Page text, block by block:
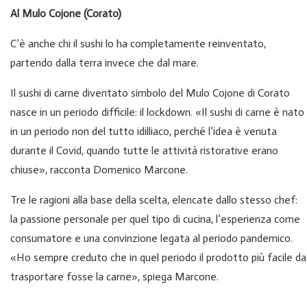
Al Mulo Cojone (Corato)
C’è anche chi il sushi lo ha completamente reinventato,
partendo dalla terra invece che dal mare.
Il sushi di carne diventato simbolo del Mulo Cojone di Corato
nasce in un periodo difficile: il lockdown. «Il sushi di carne è nato
in un periodo non del tutto idilliaco, perché l’idea è venuta
durante il Covid, quando tutte le attività ristorative erano
chiuse», racconta Domenico Marcone.
Tre le ragioni alla base della scelta, elencate dallo stesso chef:
la passione personale per quel tipo di cucina, l’esperienza come
consumatore e una convinzione legata al periodo pandemico.
«Ho sempre creduto che in quel periodo il prodotto più facile da
trasportare fosse la carne», spiega Marcone.